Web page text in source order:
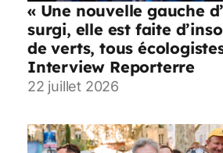
« Une nouvelle gauche
surgi, elle est faite
de verts, tous
Interview Reporterre
22 juillet 2026